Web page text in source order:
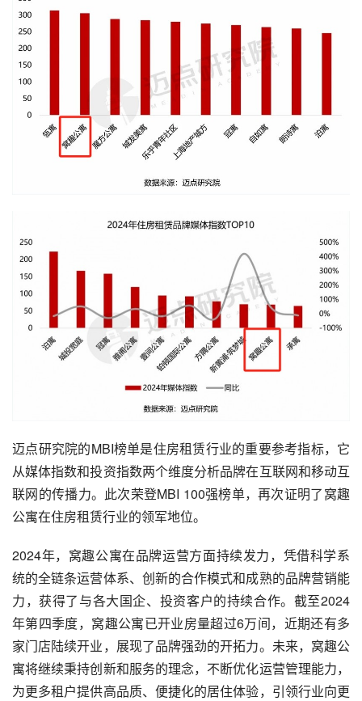
迈点研究院的MBI榜单是住房租赁行业的重要参考指标，它
从媒体指数和投资指数两个维度分析品牌在互联网和移动互
联网的传播力。此次荣登MBI 100强榜单，再次证明了窝趣
公寓在住房租赁行业的领军地位。
2024年，窝趣公寓在品牌运营方面持续发力，凭借科学系
统的全链条运营体系、创新的合作模式和成熟的品牌营销能
力，获得了与各大国企、投资客户的持续合作。截至2024
年第四季度，窝趣公寓已开业房量超过6万间，近期还有多
家门店陆续开业，展现了品牌强劲的开拓力。未来，窝趣公
寓将继续秉持创新和服务的理念，不断优化运营管理能力，
为更多租户提供高品质、便捷化的居住体验，引领行业向更